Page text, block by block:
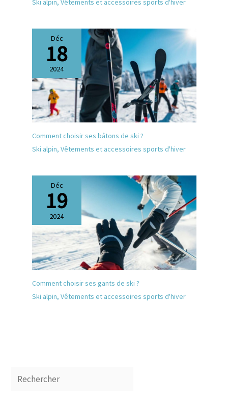
pour les motards : ces gants
de moto sont spécialement
conçus pour les
motocyclistes. Fabriqués en
PVC robuste et en microfibre
résistante à l'abrasion sur la
paume, ils offrent une
protection et un confort
optimaux. Le design
antidérapant en
polyuréthane assure
également une prise en main
Compatible avec les écrans
doigts sont spécialement
conçus pour l'utilisation des
écrans tactiles, de sorte que
vous pouvez utiliser votre
smartphone sans effort
Ski alpin, Vêtements et accessoires sports d'hiver
Déc
18
2024
Comment choisir ses bâtons de ski ?
Ski alpin, Vêtements et accessoires sports d'hiver
Déc
19
2024
Comment choisir ses gants de ski ?
Ski alpin, Vêtements et accessoires sports d'hiver